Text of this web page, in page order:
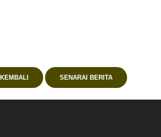
KEMBALI SENARAI BERITA